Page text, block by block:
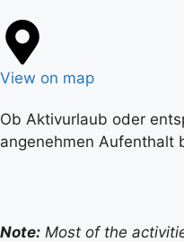
View on map
Ob Aktivurlaub oder
angenehmen Aufenthalt
Note: Most of the